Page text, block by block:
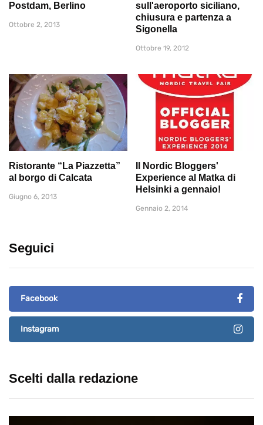
Postdam, Berlino
Ottobre 2, 2013
sull'aeroporto siciliano,
chiusura e partenza a
Sigonella
Ottobre 19, 2012
Ristorante “La Piazzetta”
al borgo di Calcata
Giugno 6, 2013
Il Nordic Bloggers'
Experience al Matka di
Helsinki a gennaio!
Gennaio 2, 2014
Seguici
Facebook
Instagram
Scelti dalla redazione